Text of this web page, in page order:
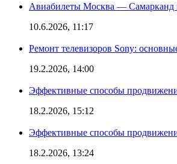
Авиабилеты Москва — Самарканд
10.6.2026, 11:17
Ремонт телевизоров Sony:
19.2.2026, 14:00
Эффективные способы
18.2.2026, 15:12
Эффективные способы
18.2.2026, 13:24